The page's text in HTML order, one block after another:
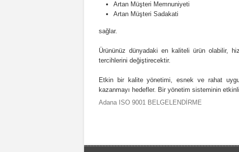
Artan Müşteri Memnuniyeti
Artan Müşteri Sadakati
sağlar.
Ürününüz dünyadaki en kaliteli ürün olabilir,
tercihlerini değiştirecektir.
Etkin bir kalite yönetimi, esnek ve rahat
kazanmayı hedefler. Bir yönetim sisteminin
Adana ISO 9001 BELGELENDİRME